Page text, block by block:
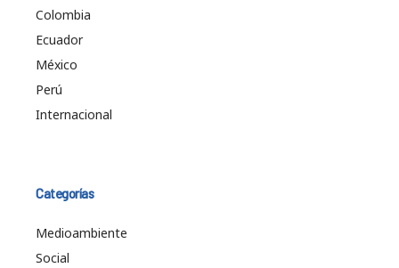
Colombia
Ecuador
México
Perú
Internacional
Categorías
Medioambiente
Social